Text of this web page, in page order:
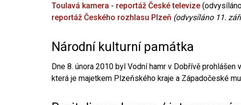
Toulavá kamera - reportáž České televize
reportáž Českého rozhlasu Plzeň (odvysíláno 11.
Národní kulturní památka
Dne 8. února 2010 byl Vodní hamr v Dobřívě
která je majetkem Plzeňského kraje a Západočeské